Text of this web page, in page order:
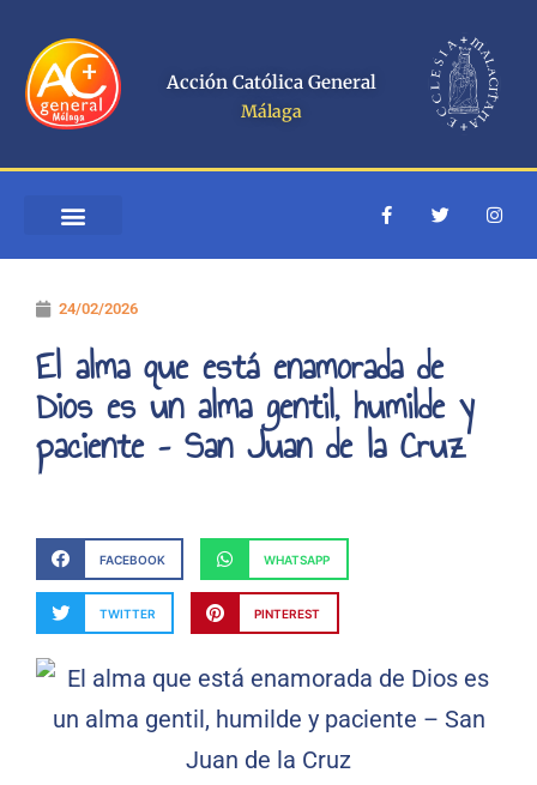
contenido
Acción Católica General
Málaga
F
a
e
-
f
T
w
t
I
n
t
24/02/2026
El alma que está enamorada de
Dios es un alma gentil, humilde y
paciente – San Juan de la Cruz
FACEBOOK WHATSAPP
TWITTER PINTEREST